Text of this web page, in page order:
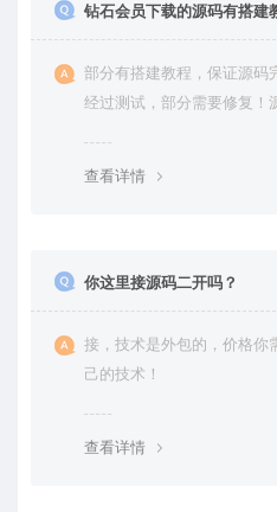
钻石会员下载的源码有搭建
部分有搭建教程，保证源码
经过测试，部分需要修复！
查看详情
你这里接源码二开吗？
接，技术是外包的，价格你
己的技术！
查看详情